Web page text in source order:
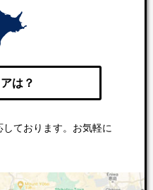
は？
ております。お気軽に